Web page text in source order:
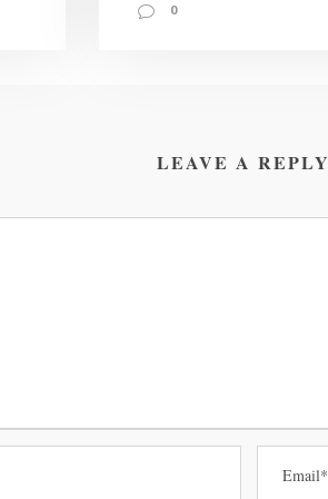
0
LEAVE A REPLY